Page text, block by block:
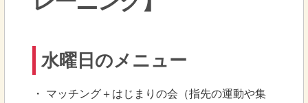
水曜日のメニュー
・ マッチング＋はじまりの会（指先の運動や集